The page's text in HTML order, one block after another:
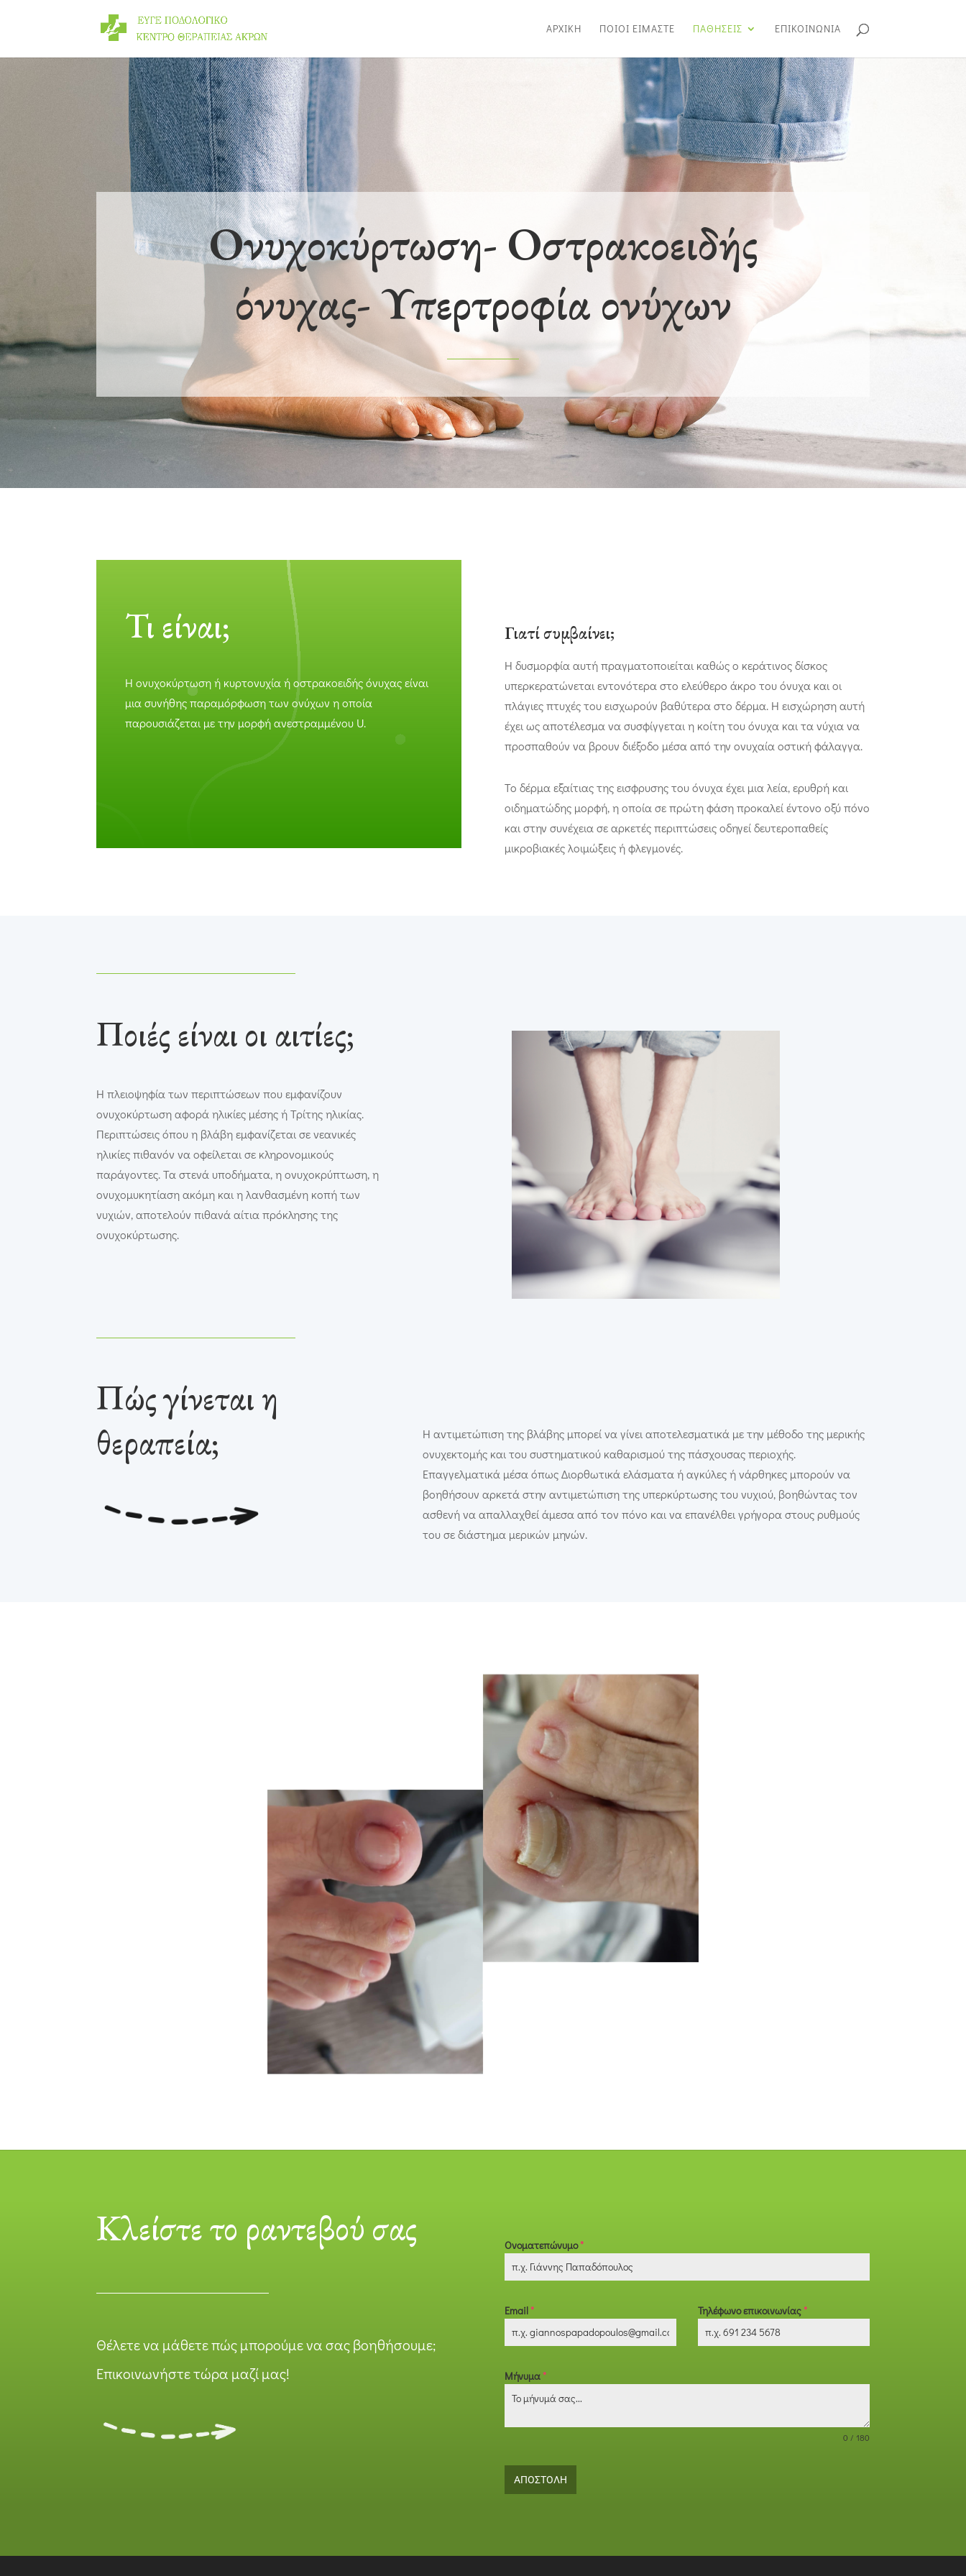
ΑΡΧΙΚΗ ΠΟΙΟΙ ΕΙΜΑΣΤΕ ΠΑΘΗΣΕΙΣ ΕΠΙΚΟΙΝΩΝΙΑ
Ονυχοκύρτωση- Οστρακοειδής
όνυχας- Υπερτροφία ονύχων
Τι είναι;
Η ονυχοκύρτωση ή κυρτονυχία ή οστρακοειδής όνυχας είναι
μια συνήθης παραμόρφωση των ονύχων η οποία
παρουσιάζεται με την μορφή ανεστραμμένου U.
Γιατί συμβαίνει;
Η δυσμορφία αυτή πραγματοποιείται καθώς ο κεράτινος δίσκος
υπερκερατώνεται εντονότερα στο ελεύθερο άκρο του όνυχα και οι
πλάγιες πτυχές του εισχωρούν βαθύτερα στο δέρμα. Η εισχώρηση αυτή
έχει ως αποτέλεσμα να συσφίγγεται η κοίτη του όνυχα και τα νύχια να
προσπαθούν να βρουν διέξοδο μέσα από την ονυχαία οστική φάλαγγα.
Το δέρμα εξαίτιας της εισφρυσης του όνυχα έχει μια λεία, ερυθρή και
οιδηματώδης μορφή, η οποία σε πρώτη φάση προκαλεί έντονο οξύ πόνο
και στην συνέχεια σε αρκετές περιπτώσεις οδηγεί δευτεροπαθείς
μικροβιακές λοιμώξεις ή φλεγμονές.
Ποιές είναι οι αιτίες;
Η πλειοψηφία των περιπτώσεων που εμφανίζουν
ονυχοκύρτωση αφορά ηλικίες μέσης ή Τρίτης ηλικίας.
Περιπτώσεις όπου η βλάβη εμφανίζεται σε νεανικές
ηλικίες πιθανόν να οφείλεται σε κληρονομικούς
παράγοντες. Τα στενά υποδήματα, η ονυχοκρύπτωση, η
ονυχομυκητίαση ακόμη και η λανθασμένη κοπή των
νυχιών, αποτελούν πιθανά αίτια πρόκλησης της
ονυχοκύρτωσης.
Πώς γίνεται η
θεραπεία;
Η αντιμετώπιση της βλάβης μπορεί να γίνει αποτελεσματικά με την μέθοδο της μερικής
ονυχεκτομής και του συστηματικού καθαρισμού της πάσχουσας περιοχής.
Επαγγελματικά μέσα όπως Διορθωτικά ελάσματα ή αγκύλες ή νάρθηκες μπορούν να
βοηθήσουν αρκετά στην αντιμετώπιση της υπερκύρτωσης του νυχιού, βοηθώντας τον
ασθενή να απαλλαχθεί άμεσα από τον πόνο και να επανέλθει γρήγορα στους ρυθμούς
του σε διάστημα μερικών μηνών.
Κλείστε το ραντεβού σας
Θέλετε να μάθετε πώς μπορούμε να σας βοηθήσουμε;
Επικοινωνήστε τώρα μαζί μας!
Ονοματεπώνυμο*
Email* Τηλέφωνο επικοινωνίας*
Μήνυμα*
0 / 180
ΑΠΟΣΤΟΛΗ